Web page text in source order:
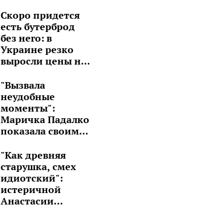
депортировали в
Турцию
Скоро придется
есть бутерброд
без него: в
Украине резко
выросли цены на
"Вызвала
неудобные
моменты":
Маричка Падалко
показала своим
сцены
"Как древняя
старушка, смех
идиотский":
истеричной
Анастасии